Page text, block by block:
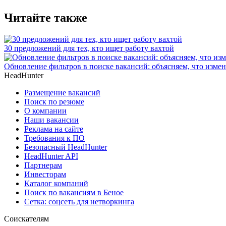
Читайте также
30 предложений для тех, кто ищет работу вахтой
Обновление фильтров в поиске вакансий: объясняем, что
HeadHunter
Размещение вакансий
Поиск по резюме
О компании
Наши вакансии
Реклама на сайте
Требования к ПО
Безопасный HeadHunter
HeadHunter API
Партнерам
Инвесторам
Каталог компаний
Поиск по вакансиям в Беное
Сетка: соцсеть для нетворкинга
Соискателям